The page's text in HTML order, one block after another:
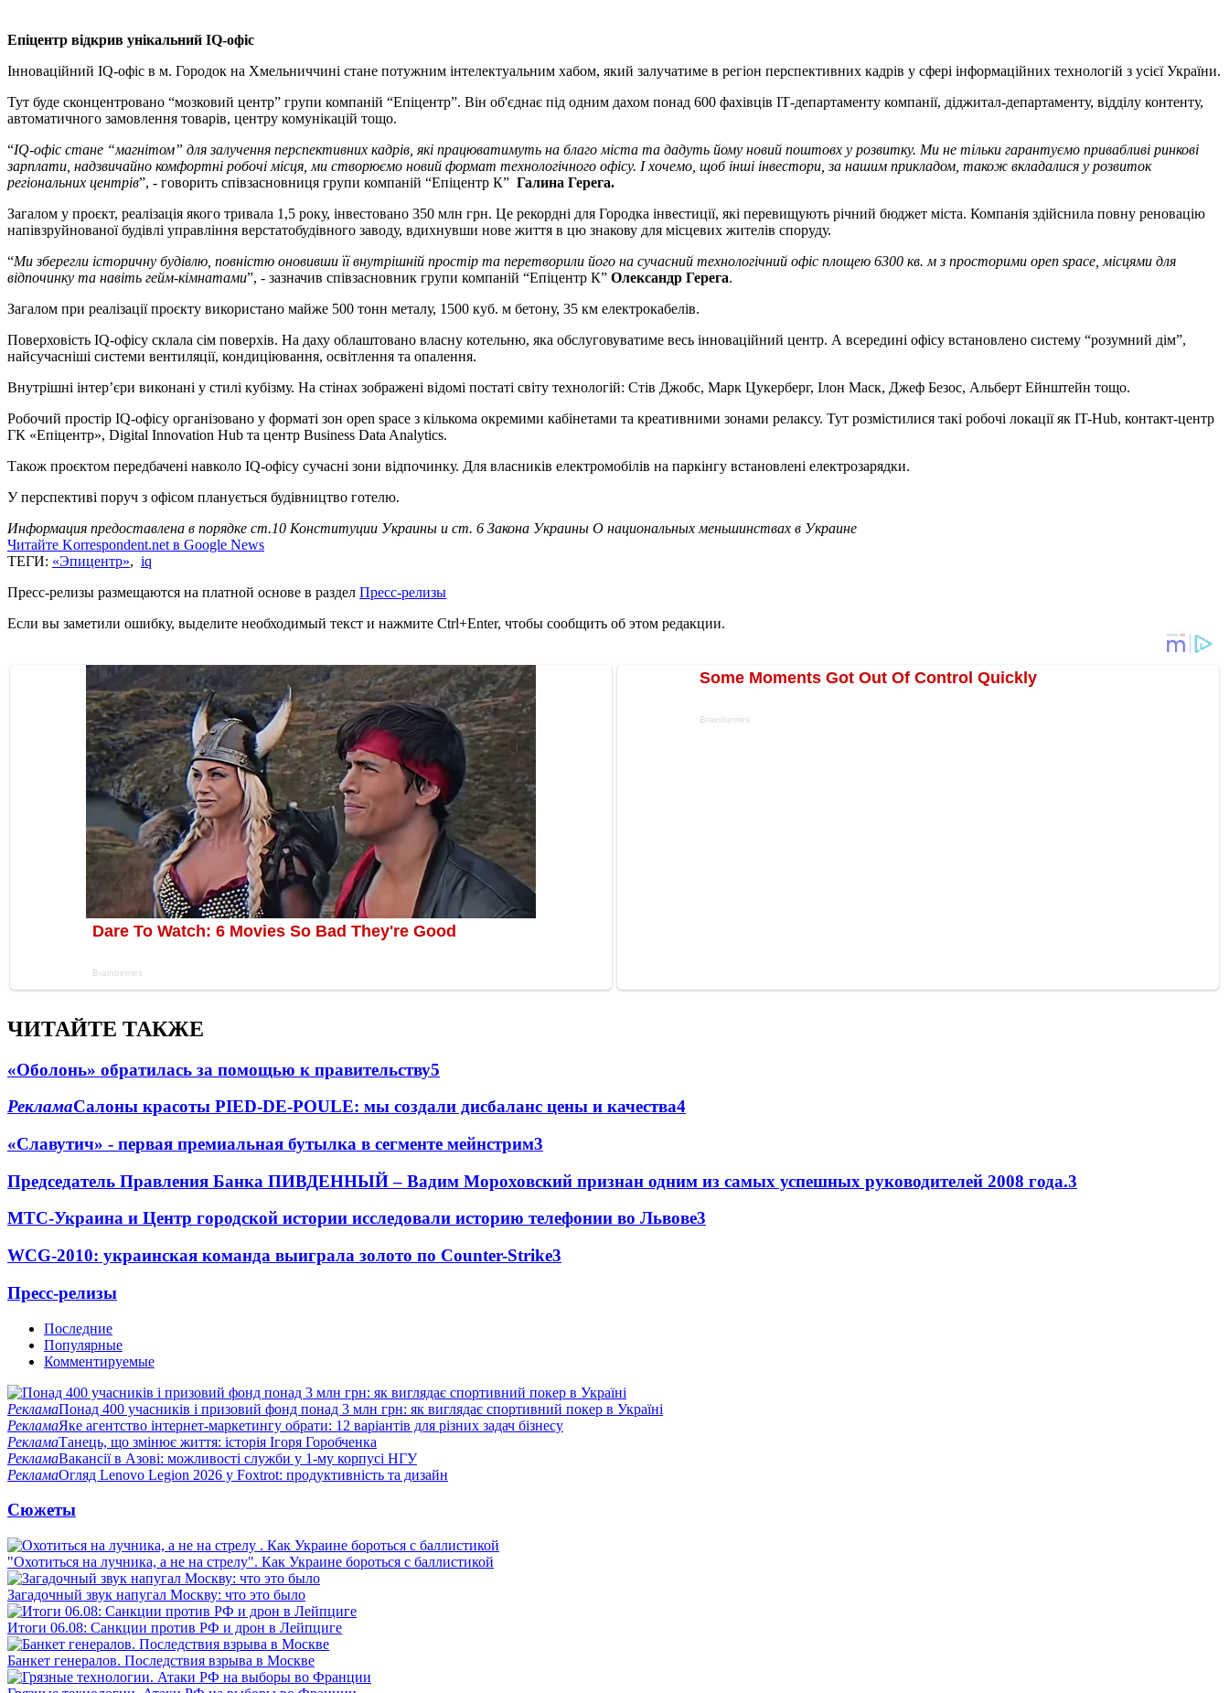
Епіцентр відкрив унікальний IQ-офіс
Інноваційний IQ-офіс в м. Городок на Хмельниччині стане потужним інтелектуальним хабом, який залучатиме в регіон перспективних кадрів у сфері інформаційних технологій з усієї України.
Тут буде сконцентровано “мозковий центр” групи компаній “Епіцентр”. Він об'єднає під одним дахом понад 600 фахівців ІТ-департаменту компанії, діджитал-департаменту, відділу контенту,
автоматичного замовлення товарів, центру комунікацій тощо.
“IQ-офіс стане “магнітом” для залучення перспективних кадрів, які працюватимуть на благо міста та дадуть йому новий поштовх у розвитку. Ми не тільки гарантуємо привабливі ринкові
зарплати, надзвичайно комфортні робочі місця, ми створюємо новий формат технологічного офісу. І хочемо, щоб інші інвестори, за нашим прикладом, також вкладалися у розвиток
регіональних центрів”, - говорить співзасновниця групи компаній “Епіцентр К” Галина Герега.
Загалом у проєкт, реалізація якого тривала 1,5 року, інвестовано 350 млн грн. Це рекордні для Городка інвестиції, які перевищують річний бюджет міста. Компанія здійснила повну реновацію
напівзруйнованої будівлі управління верстатобудівного заводу, вдихнувши нове життя в цю знакову для місцевих жителів споруду.
“Ми зберегли історичну будівлю, повністю оновивши її внутрішній простір та перетворили його на сучасний технологічний офіс площею 6300 кв. м з просторими open space, місцями для
відпочинку та навіть гейм-кімнатами”, - зазначив співзасновник групи компаній “Епіцентр К” Олександр Герега.
Загалом при реалізації проєкту використано майже 500 тонн металу, 1500 куб. м бетону, 35 км електрокабелів.
Поверховість IQ-офісу склала сім поверхів. На даху облаштовано власну котельню, яка обслуговуватиме весь інноваційний центр. А всередині офісу встановлено систему “розумний дім”,
найсучасніші системи вентиляції, кондиціювання, освітлення та опалення.
Внутрішні інтер’єри виконані у стилі кубізму. На стінах зображені відомі постаті світу технологій: Стів Джобс, Марк Цукерберг, Ілон Маск, Джеф Безос, Альберт Ейнштейн тощо.
Робочий простір IQ-офісу організовано у форматі зон open space з кількома окремими кабінетами та креативними зонами релаксу. Тут розмістилися такі робочі локації як IT-Hub, контакт-центр
ГК «Епіцентр», Digital Innovation Hub та центр Business Data Analytics.
Також проєктом передбачені навколо IQ-офісу сучасні зони відпочинку. Для власників електромобілів на паркінгу встановлені електрозарядки.
У перспективі поруч з офісом планується будівництво готелю.
Информация предоставлена в порядке ст.10 Конституции Украины и ст. 6 Закона Украины О национальных меньшинствах в Украине
Читайте Korrespondent.net в Google News
ТЕГИ: «Эпицентр», iq
Пресс-релизы размещаются на платной основе в раздел Пресс-релизы
Если вы заметили ошибку, выделите необходимый текст и нажмите Ctrl+Enter, чтобы сообщить об этом редакции.
ЧИТАЙТЕ ТАКЖЕ
«Оболонь» обратилась за помощью к правительству5
РекламаСалоны красоты PIED-DE-POULE: мы создали дисбаланс цены и качества4
«Славутич» - первая премиальная бутылка в сегменте мейнстрим3
Председатель Правления Банка ПИВДЕННЫЙ – Вадим Мороховский признан одним из самых успешных руководителей 2008 года.3
МТС-Украина и Центр городской истории исследовали историю телефонии во Львове3
WCG-2010: украинская команда выиграла золото по Counter-Strike3
Пресс-релизы
Последние
Популярные
Комментируемые
РекламаПонад 400 учасників і призовий фонд понад 3 млн грн: як виглядає спортивний покер в Україні
РекламаЯке агентство інтернет-маркетингу обрати: 12 варіантів для різних задач бізнесу
РекламаТанець, що змінює життя: історія Ігоря Горобченка
РекламаВакансії в Азові: можливості служби у 1-му корпусі НГУ
РекламаОгляд Lenovo Legion 2026 у Foxtrot: продуктивність та дизайн
Сюжеты
"Охотиться на лучника, а не на стрелу". Как Украине бороться с баллистикой
Загадочный звук напугал Москву: что это было
Итоги 06.08: Санкции против РФ и дрон в Лейпциге
Банкет генералов. Последствия взрыва в Москве